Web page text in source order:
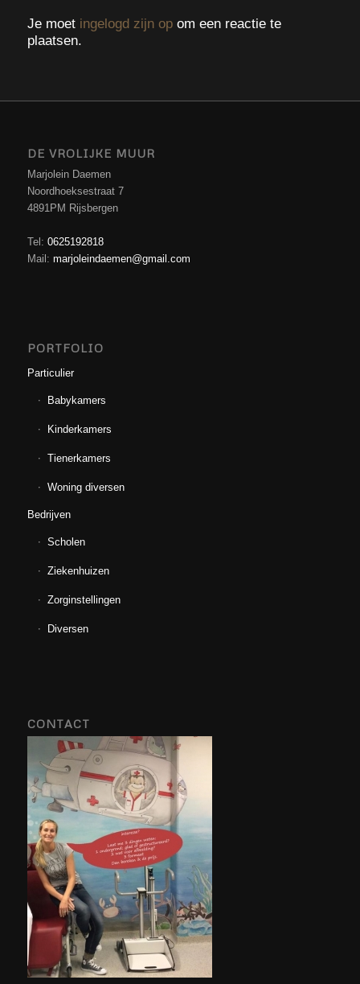
Je moet ingelogd zijn opom een reactie te
plaatsen.
DE VROLIJKE MUUR
Marjolein Daemen
Noordhoeksestraat 7
4891PM Rijsbergen
Tel: 0625192818
Mail: marjoleindaemen@gmail.com
PORTFOLIO
Particulier
Babykamers
Kinderkamers
Tienerkamers
Woning diversen
Bedrijven
Scholen
Ziekenhuizen
Zorginstellingen
Diversen
CONTACT